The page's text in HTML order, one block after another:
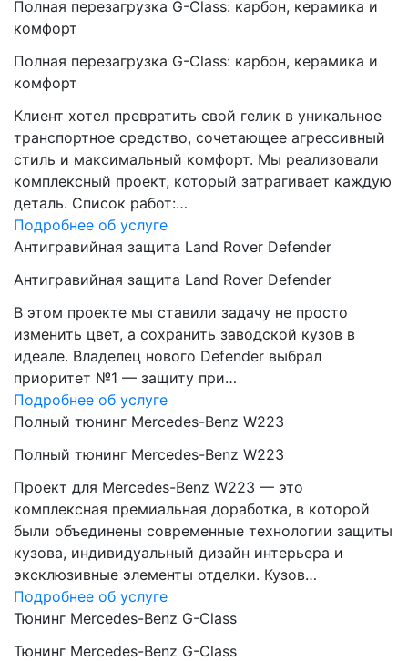
Полная перезагрузка G-Class: карбон, керамика и
комфорт
Полная перезагрузка G-Class: карбон, керамика и
комфорт
Клиент хотел превратить свой гелик в уникальное
транспортное средство, сочетающее агрессивный
стиль и максимальный комфорт. Мы реализовали
комплексный проект, который затрагивает каждую
деталь. Список работ:…
Подробнее об услуге
Антигравийная защита Land Rover Defender
Антигравийная защита Land Rover Defender
В этом проекте мы ставили задачу не просто
изменить цвет, а сохранить заводской кузов в
идеале. Владелец нового Defender выбрал
приоритет №1 — защиту при…
Подробнее об услуге
Полный тюнинг Mercedes-Benz W223
Полный тюнинг Mercedes-Benz W223
Проект для Mercedes-Benz W223 — это
комплексная премиальная доработка, в которой
были объединены современные технологии защиты
кузова, индивидуальный дизайн интерьера и
эксклюзивные элементы отделки. Кузов…
Подробнее об услуге
Тюнинг Mercedes-Benz G-Class
Тюнинг Mercedes-Benz G-Class